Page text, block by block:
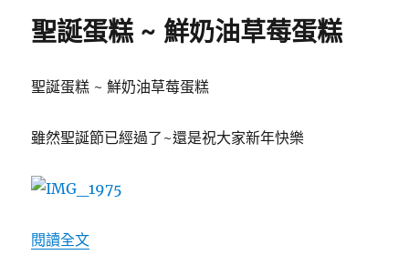
象
聖誕蛋糕 ~ 鮮奶油草莓蛋糕
聖誕蛋糕 ~ 鮮奶油草莓蛋糕
雖然聖誕節已經過了~還是祝大家新年快樂
閱讀全文〈聖誕蛋糕 ~ 鮮奶油草莓蛋糕〉